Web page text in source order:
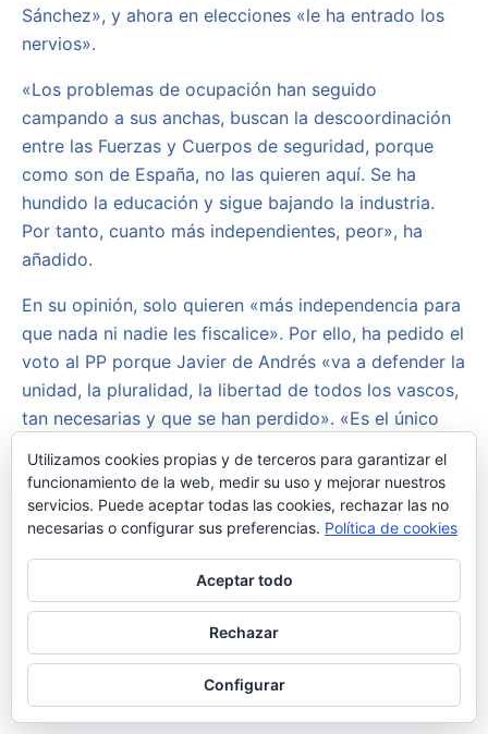
Sánchez», y ahora en elecciones «le ha entrado los
nervios».
«Los problemas de ocupación han seguido
campando a sus anchas, buscan la descoordinación
entre las Fuerzas y Cuerpos de seguridad, porque
como son de España, no las quieren aquí. Se ha
hundido la educación y sigue bajando la industria.
Por tanto, cuanto más independientes, peor», ha
añadido.
En su opinión, solo quieren «más independencia para
que nada ni nadie les fiscalice». Por ello, ha pedido el
voto al PP porque Javier de Andrés «va a defender la
unidad, la pluralidad, la libertad de todos los vascos,
tan necesarias y que se han perdido». «Es el único
EL FUTURO DEL «AISLAMIENTO» DE BILDU
Tras afirmar que en Euskadi «se ha borrado su
historia, su pasado, y lo que ha supuesto para
España y para el proyecto común», ha dicho que así
los vascos «no tienen ilusión por un futuro, más que
el que le puede prometer Bildu, que es más
impuestos, más rigidez, más aislamiento y más poder
contra el ciudadano».
Utilizamos cookies propias y de terceros para garantizar el
funcionamiento de la web, medir su uso y mejorar nuestros
servicios. Puede aceptar todas las cookies, rechazar las no
necesarias o configurar sus preferencias. Política de cookies
Aceptar todo
Rechazar
Configurar